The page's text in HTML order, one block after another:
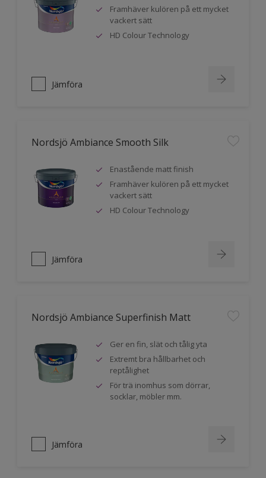
Framhäver kulören på ett mycket
vackert sätt
HD Colour Technology
Jämföra
Nordsjö Ambiance Smooth Silk
Enastående matt finish
Framhäver kulören på ett mycket
vackert sätt
HD Colour Technology
Jämföra
Nordsjö Ambiance Superfinish Matt
Ger en fin, slät och tålig yta
Extremt bra hållbarhet och
reptålighet
För trä inomhus som dörrar,
socklar, möbler mm.
Jämföra